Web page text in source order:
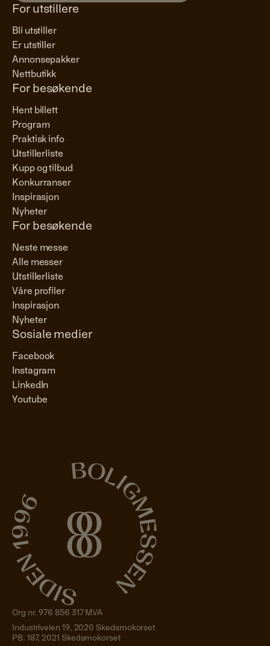
For utstillere
Bli utstiller
Er utstiller
Annonsepakker
Nettbutikk
For besøkende
Hent billett
Program
Praktisk info
Utstillerliste
Kupp og tilbud
Konkurranser
Inspirasjon
Nyheter
For besøkende
Neste messe
Alle messer
Utstillerliste
Våre profiler
Inspirasjon
Nyheter
Sosiale medier
Facebook
Instagram
LinkedIn
Youtube
Org nr. 976 856 317 MVA
Industriveien 19, 2020 Skedsmokorset
PB. 187, 2021 Skedsmokorset